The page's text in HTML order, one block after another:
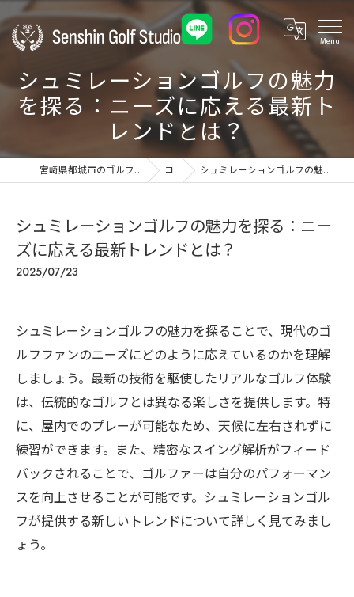
シュミレーションゴルフの魅力
を探る：ニーズに応える最新ト
レンドとは？
宮崎県都城市のゴルフ練習場ならSenshin Golf Studio 24 コラム シュミレーションゴルフの魅力を探る：ニーズに応える最新トレンドとは？
シュミレーションゴルフの魅力を探る：ニー
ズに応える最新トレンドとは？
2025/07/23
シュミレーションゴルフの魅力を探ることで、現代のゴ
ルフファンのニーズにどのように応えているのかを理解
しましょう。最新の技術を駆使したリアルなゴルフ体験
は、伝統的なゴルフとは異なる楽しさを提供します。特
に、屋内でのプレーが可能なため、天候に左右されずに
練習ができます。また、精密なスイング解析がフィード
バックされることで、ゴルファーは自分のパフォーマン
スを向上させることが可能です。シュミレーションゴル
フが提供する新しいトレンドについて詳しく見てみまし
ょう。